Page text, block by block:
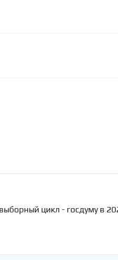
цикл - госдуму в